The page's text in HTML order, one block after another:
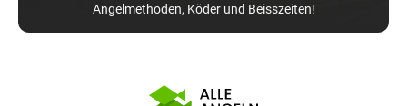
Angelmethoden, Köder und Beisszeiten!